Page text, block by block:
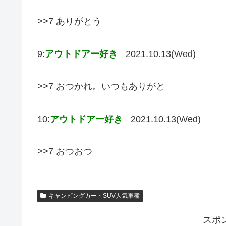
>>7 ありがとう
9:アウトドアー好き 2021.10.13(Wed)
>>7 おつかれ。いつもありがと
10:アウトドアー好き 2021.10.13(Wed)
>>7 おつおつ
キャンピングカー・SUV人気車種
スポ